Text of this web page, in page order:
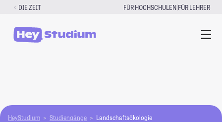
Zum
springen
DIE ZEIT FÜR HOCHSCHULEN|FÜR LEHRER
HeyStudium Studiengänge Landschaftsökologie